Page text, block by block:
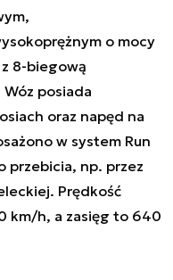
o mocy
8-biegową
posiada
oraz napęd na
w system Run
przebicia, np. przez
Prędkość
km/h, a zasięg to 640